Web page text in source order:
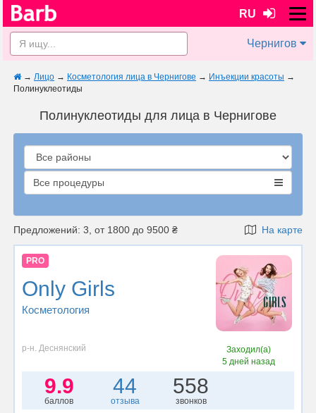
RU
Чернигов
→ Лицо → Косметология лица в Чернигове → Инъекции красоты →
Полинуклеотиды
Полинуклеотиды для лица в Чернигове
Все процедуры
Предложений: 3, от 1800 до 9500 ₴ На карте
PRO
Only Girls
Косметология
р-н. Деснянский
Заходил(а)
5 дней назад
9.9
баллов
44
отзыва
558
звонков